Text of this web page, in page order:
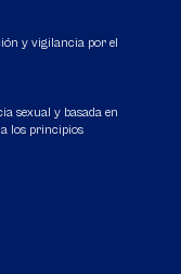
y vigilancia por el
sexual y basada en
los principios